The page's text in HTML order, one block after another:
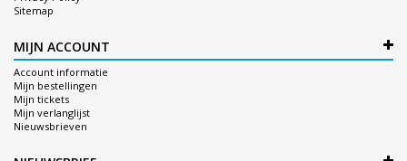
Sitemap
MIJN ACCOUNT
Account informatie
Mijn bestellingen
Mijn tickets
Mijn verlanglijst
Nieuwsbrieven